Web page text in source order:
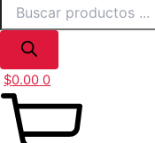
$0.00 0